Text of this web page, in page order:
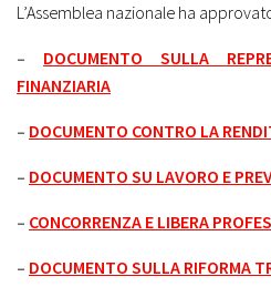
L’Assemblea nazionale ha
– DOCUMENTO SULLA
FINANZIARIA
– DOCUMENTO CONTRO LA
– DOCUMENTO SU LAVORO E
– CONCORRENZA E LIBERA
– DOCUMENTO SULLA RIFORMA